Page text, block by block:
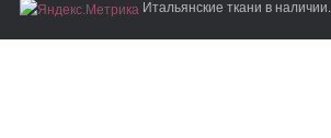
Итальянские ткани в наличии.